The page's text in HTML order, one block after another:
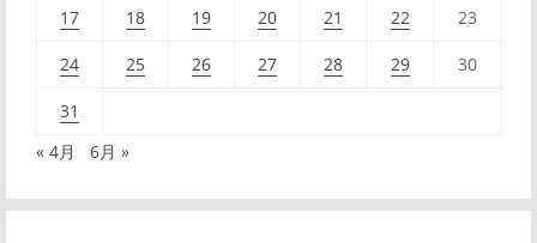
17 18 19 20 21 22 23
24 25 26 27 28 29 30
31
« 4月
6月 »